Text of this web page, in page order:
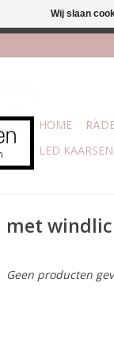
HOME
LED KAARSEN
met
Geen producten
Wij slaan
Afhalen is